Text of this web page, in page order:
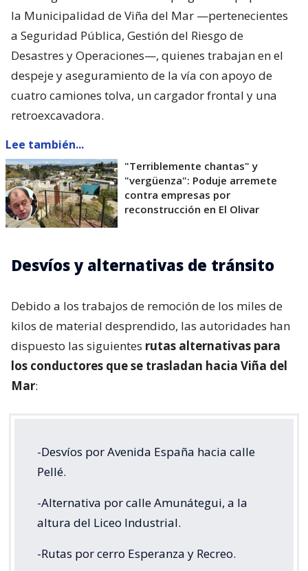
la Municipalidad de Viña del Mar —pertenecientes
a Seguridad Pública, Gestión del Riesgo de
Desastres y Operaciones—, quienes trabajan en el
despeje y aseguramiento de la vía con apoyo de
cuatro camiones tolva, un cargador frontal y una
retroexcavadora.
Lee también...
"Terriblemente chantas" y
"vergüenza": Poduje arremete
contra empresas por
reconstrucción en El Olivar
Desvíos y alternativas de tránsito
Debido a los trabajos de remoción de los miles de
kilos de material desprendido, las autoridades han
dispuesto las siguientes rutas alternativas para
los conductores que se trasladan hacia Viña del
Mar:
-Desvíos por Avenida España hacia calle
Pellé.
-Alternativa por calle Amunátegui, a la
altura del Liceo Industrial.
-Rutas por cerro Esperanza y Recreo.